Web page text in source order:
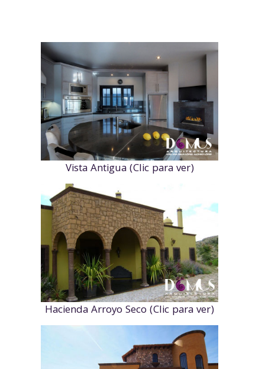
Vista Antigua (Clic para ver)
Hacienda Arroyo Seco (Clic para ver)